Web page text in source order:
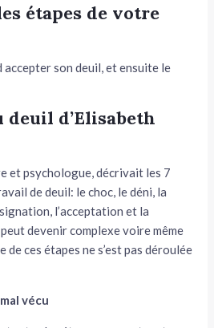
étapes de votre
accepter son deuil, et ensuite le
deuil d’Elisabeth
et psychologue, décrivait les 7
de deuil: le choc, le déni, la
l’acceptation et la
devenir complexe voire même
de ces étapes ne s’est pas déroulée
vécu